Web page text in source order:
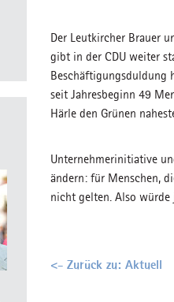
Der Leutkircher Brauer
gibt in der CDU weiter
Beschäftigungsduldung
seit Jahresbeginn 49
Härle den Grünen
Unternehmerinitiative
ändern: für Menschen,
nicht gelten. Also
<- Zurück zu: Aktuell